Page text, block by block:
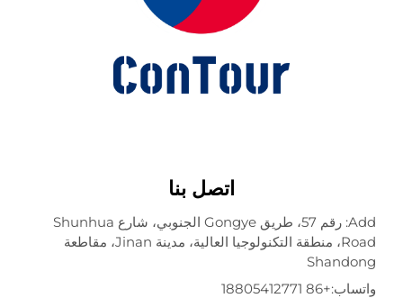
اتصل بنا
Add: رقم 57، طريق Gongye الجنوبي، شارع Shunhua
Road، منطقة التكنولوجيا العالية، مدينة Jinan، مقاطعة
+86 18805412771